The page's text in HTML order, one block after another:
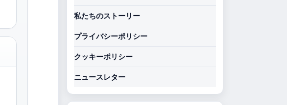
私たちのストーリー
プライバシーポリシー
クッキーポリシー
ニュースレター